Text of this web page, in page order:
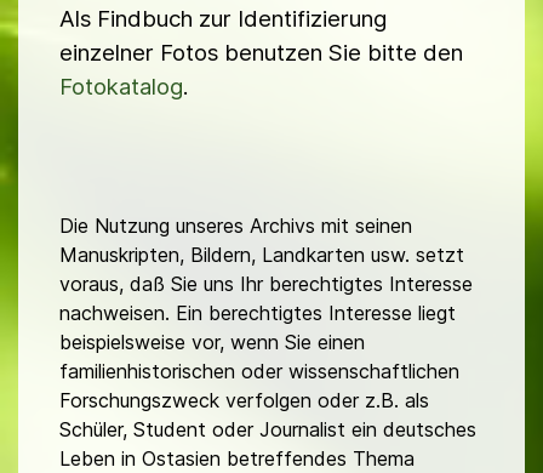
Als Findbuch zur Identifizierung
einzelner Fotos benutzen Sie bitte den
Fotokatalog.
Die Nutzung unseres Archivs mit seinen
Manuskripten, Bildern, Landkarten usw. setzt
voraus, daß Sie uns Ihr berechtigtes Interesse
nachweisen. Ein berechtigtes Interesse liegt
beispielsweise vor, wenn Sie einen
familienhistorischen oder wissenschaftlichen
Forschungszweck verfolgen oder z.B. als
Schüler, Student oder Journalist ein deutsches
Leben in Ostasien betreffendes Thema